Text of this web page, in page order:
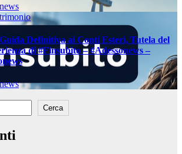
Definitiva ai Conti Esteri, Tutela del
di #Finsubito – #Adessonews –
Cerca